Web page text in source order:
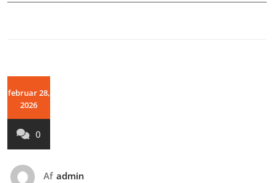
februar 28,
2026
0
Af admin